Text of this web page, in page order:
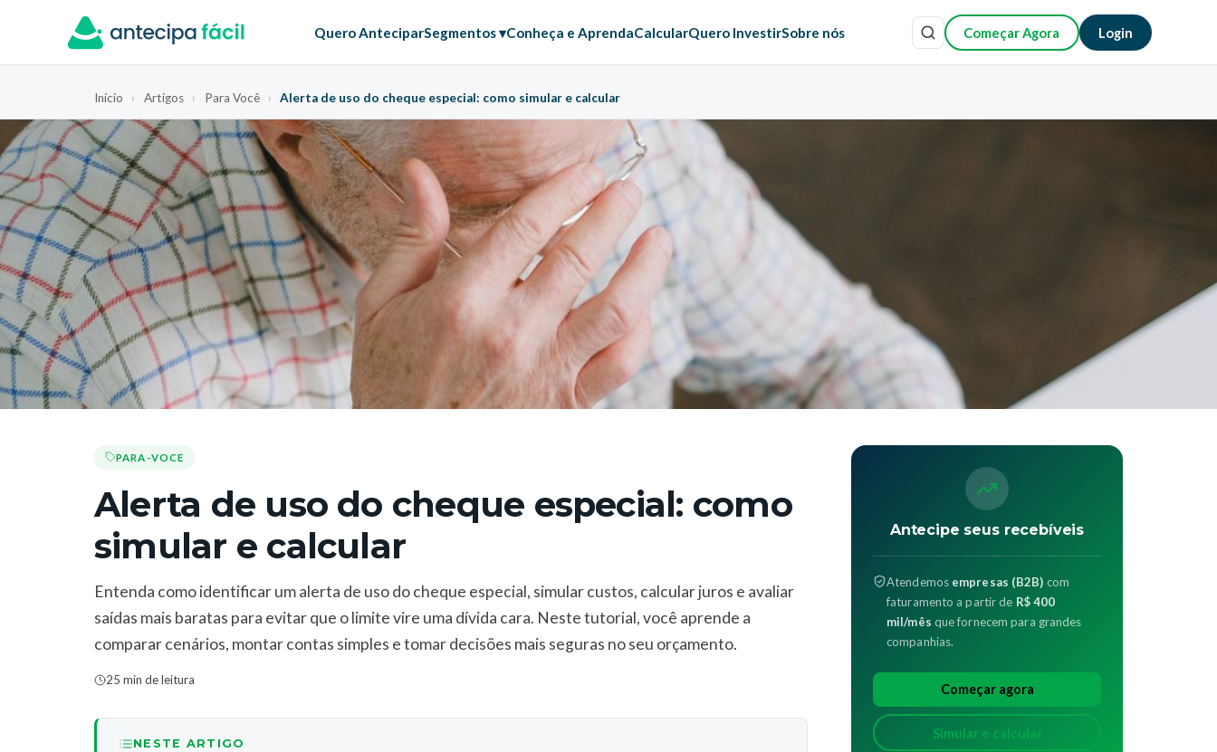
Quero AnteciparSegmentos ▾Conheça e AprendaCalcularQuero InvestirSobre nós Começar Agora Login
Início › Artigos › Para Você › Alerta de uso do cheque especial: como simular e calcular
PARA-VOCE
Alerta de uso do cheque especial: como
simular e calcular
Entenda como identificar um alerta de uso do cheque especial, simular custos, calcular juros e avaliar
saídas mais baratas para evitar que o limite vire uma dívida cara. Neste tutorial, você aprende a
comparar cenários, montar contas simples e tomar decisões mais seguras no seu orçamento.
25 min de leitura
NESTE ARTIGO
Antecipe seus recebíveis
Atendemos empresas (B2B) com
faturamento a partir de R$ 400
mil/mês que fornecem para grandes
companhias.
Começar agora
Simular e calcular